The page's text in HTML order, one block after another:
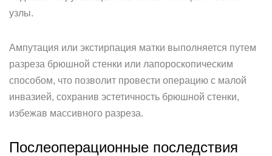
узлы.
Ампутация или экстирпация матки выполняется путем
разреза брюшной стенки или лапороскопическим
способом, что позволит провести операцию с малой
инвазией, сохранив эстетичность брюшной стенки,
избежав массивного разреза.
Послеоперационные последствия